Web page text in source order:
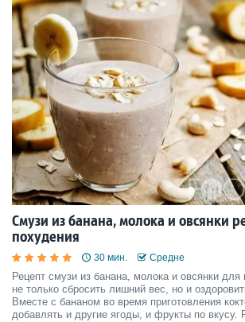
Смузи из банана, молока и овсянки
похудения
30 мин. Средне
Рецепт смузи из банана, молока и овсянки для
не только сбросить лишний вес, но и
Вместе с бананом во время приготовления
добавлять и другие ягоды, и фрукты по вкусу.